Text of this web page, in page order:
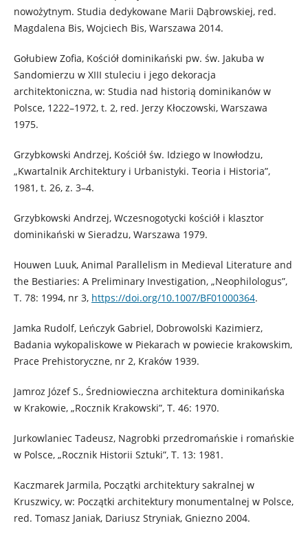
nowożytnym. Studia dedykowane Marii Dąbrowskiej, red.
Magdalena Bis, Wojciech Bis, Warszawa 2014.
Gołubiew Zofia, Kościół dominikański pw. św. Jakuba w
Sandomierzu w XIII stuleciu i jego dekoracja
architektoniczna, w: Studia nad historią dominikanów w
Polsce, 1222–1972, t. 2, red. Jerzy Kłoczowski, Warszawa
1975.
Grzybkowski Andrzej, Kościół św. Idziego w Inowłodzu,
„Kwartalnik Architektury i Urbanistyki. Teoria i Historia”,
1981, t. 26, z. 3–4.
Grzybkowski Andrzej, Wczesnogotycki kościół i klasztor
dominikański w Sieradzu, Warszawa 1979.
Houwen Luuk, Animal Parallelism in Medieval Literature and
the Bestiaries: A Preliminary Investigation, „Neophilologus”,
T. 78: 1994, nr 3, https://doi.org/10.1007/BF01000364.
Jamka Rudolf, Leńczyk Gabriel, Dobrowolski Kazimierz,
Badania wykopaliskowe w Piekarach w powiecie krakowskim,
Prace Prehistoryczne, nr 2, Kraków 1939.
Jamroz Józef S., Średniowieczna architektura dominikańska
w Krakowie, „Rocznik Krakowski”, T. 46: 1970.
Jurkowlaniec Tadeusz, Nagrobki przedromańskie i romańskie
w Polsce, „Rocznik Historii Sztuki”, T. 13: 1981.
Kaczmarek Jarmila, Początki architektury sakralnej w
Kruszwicy, w: Początki architektury monumentalnej w Polsce,
red. Tomasz Janiak, Dariusz Stryniak, Gniezno 2004.